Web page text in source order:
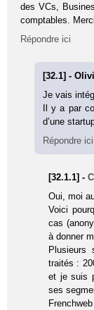
des VCs,
comptables.
Répondre ici
[32.1] -
Je vais
Il y a par
d’une
Répondre ici
[32.1.1] -
Oui, moi
Voici
cas
à donner
Plusieurs
traités :
et je suis
ses